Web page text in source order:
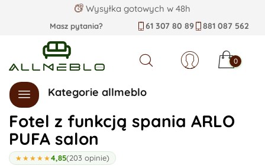
Wysyłka gotowych w 48h
Masz pytania? 61 307 80 89 881 087 562
Szukaj 0
Kategorie allmeblo
Fotel z funkcją spania ARLO
PUFA salon
★★★★★4,85(203 opinie)